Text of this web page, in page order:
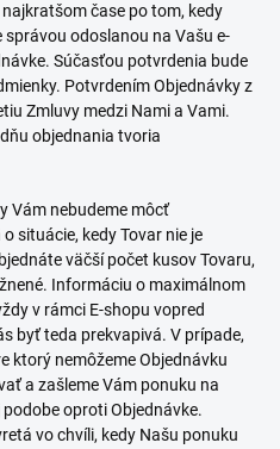
čase po tom, kedy
odoslanou na Vašu e-
Súčasťou potvrdenia bude
Potvrdením Objednávky z
Zmluvy medzi Nami a Vami.
objednania tvoria
Vám nebudeme môcť
situácie, kedy Tovar nie je
väčší počet kusov Tovaru,
Informáciu o maximálnom
v rámci E-shopu vopred
byť teda prekvapivá. V prípade,
ktorý nemôžeme Objednávku
a zašleme Vám ponuku na
oproti Objednávke.
vo chvíli, kedy Našu ponuku